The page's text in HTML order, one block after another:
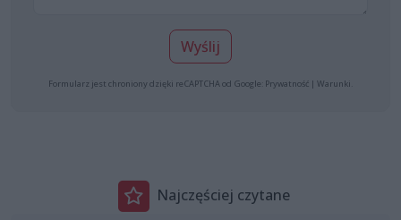
Wyślij
Formularz jest chroniony dzięki reCAPTCHA od Google: Prywatność | Warunki
Najczęściej czytane